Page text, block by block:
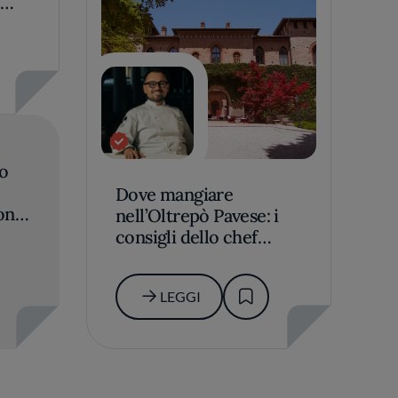
Dove mangiare
nell’Oltrepò Pavese: i
consigli dello chef
LEGGI